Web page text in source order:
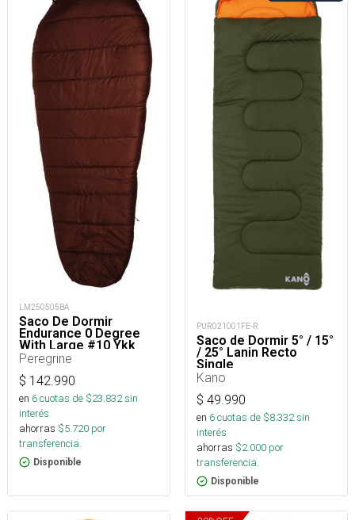
LM250505BA
Saco De Dormir
Endurance 0 Degree
With Large #10 Ykk
Zipper
Peregrine
$ 142.990
en 6cuotas de $23.832sin
interés
ahorras $5.720 por
transferencia.
Disponible
PUR021001FE-R
Saco de Dormir 5° / 15°
/ 25° Lanin Recto
Single
Kano
$ 49.990
en 6cuotas de $8.332sin
interés
ahorras $2.000 por
transferencia.
Disponible